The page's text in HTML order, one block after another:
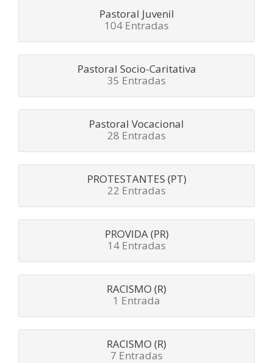
Pastoral Juvenil
104 Entradas
Pastoral Socio-Caritativa
35 Entradas
Pastoral Vocacional
28 Entradas
PROTESTANTES (PT)
22 Entradas
PROVIDA (PR)
14 Entradas
RACISMO (R)
1 Entrada
RACISMO (R)
7 Entradas